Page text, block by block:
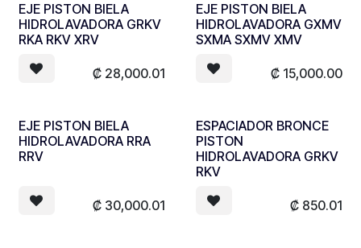
EJE PISTON BIELA
HIDROLAVADORA GRKV
RKA RKV XRV
₡ 28,000.01
EJE PISTON BIELA
HIDROLAVADORA GXMV
SXMA SXMV XMV
₡ 15,000.00
EJE PISTON BIELA
HIDROLAVADORA RRA
RRV
₡ 30,000.01
ESPACIADOR BRONCE
PISTON
HIDROLAVADORA GRKV
RKV
₡ 850.01